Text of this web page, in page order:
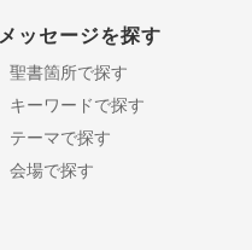
メッセージを探す
聖書箇所で探す
キーワードで探す
テーマで探す
会場で探す